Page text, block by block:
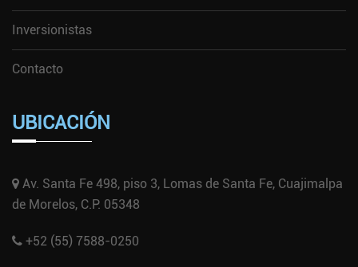
Inversionistas
Contacto
UBICACIÓN
Av. Santa Fe 498, piso 3, Lomas de Santa Fe, Cuajimalpa
de Morelos, C.P. 05348
+52 (55) 7588-0250